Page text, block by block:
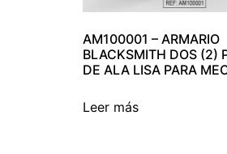
AM100001 – ARMARIO
BLACKSMITH DOS (2)
DE ALA LISA PARA
Leer más